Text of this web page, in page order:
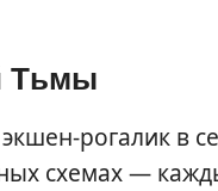
Тьмы
рогалик в
схемах —